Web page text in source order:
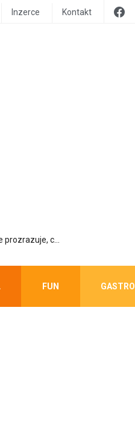
Inzerce Kontakt
...
FUN GASTRO